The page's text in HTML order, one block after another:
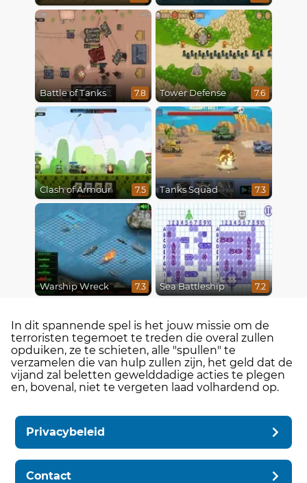
Battle of Tanks 7.8 Tower Defense 7.6
Clash of Armour 7.5 Tanks Squad 7.3
Warship Wreck 7.3 Sea Battleship 7.2
In dit spannende spel is het jouw missie om de
terroristen tegemoet te treden die overal zullen
opduiken, ze te schieten, alle "spullen" te
verzamelen die van hulp zullen zijn, het geld dat de
vijand zal beletten gewelddadige acties te plegen
en, bovenal, niet te vergeten laad volhardend op.
Privacybeleid
Contact